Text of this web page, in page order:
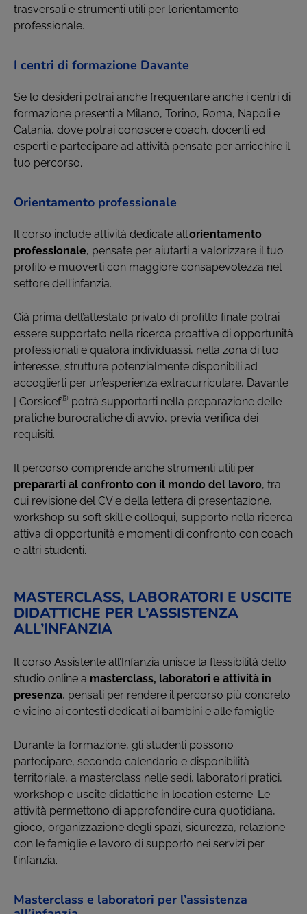
trasversali e strumenti utili per l’orientamento
professionale.
I centri di formazione Davante
Se lo desideri potrai anche frequentare anche i centri di
formazione presenti a Milano, Torino, Roma, Napoli e
Catania, dove potrai conoscere coach, docenti ed
esperti e partecipare ad attività pensate per arricchire il
tuo percorso.
Orientamento professionale
Il corso include attività dedicate all’orientamento
professionale, pensate per aiutarti a valorizzare il tuo
profilo e muoverti con maggiore consapevolezza nel
settore dell’infanzia.
Già prima dell’attestato privato di profitto finale potrai
essere supportato nella ricerca proattiva di opportunità
professionali e qualora individuassi, nella zona di tuo
interesse, strutture potenzialmente disponibili ad
accoglierti per un’esperienza extracurriculare, Davante
| Corsicef® potrà supportarti nella preparazione delle
pratiche burocratiche di avvio, previa verifica dei
requisiti.
Il percorso comprende anche strumenti utili per
prepararti al confronto con il mondo del lavoro, tra
cui revisione del CV e della lettera di presentazione,
workshop su soft skill e colloqui, supporto nella ricerca
attiva di opportunità e momenti di confronto con coach
e altri studenti.
MASTERCLASS, LABORATORI E USCITE
DIDATTICHE PER L’ASSISTENZA
ALL’INFANZIA
Il corso Assistente all’Infanzia unisce la flessibilità dello
studio online a masterclass, laboratori e attività in
presenza, pensati per rendere il percorso più concreto
e vicino ai contesti dedicati ai bambini e alle famiglie.
Durante la formazione, gli studenti possono
partecipare, secondo calendario e disponibilità
territoriale, a masterclass nelle sedi, laboratori pratici,
workshop e uscite didattiche in location esterne. Le
attività permettono di approfondire cura quotidiana,
gioco, organizzazione degli spazi, sicurezza, relazione
con le famiglie e lavoro di supporto nei servizi per
l’infanzia.
Masterclass e laboratori per l’assistenza